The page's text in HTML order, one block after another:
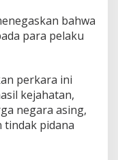
bahwa
para pelaku
perkara ini
kejahatan,
negara asing,
pidana